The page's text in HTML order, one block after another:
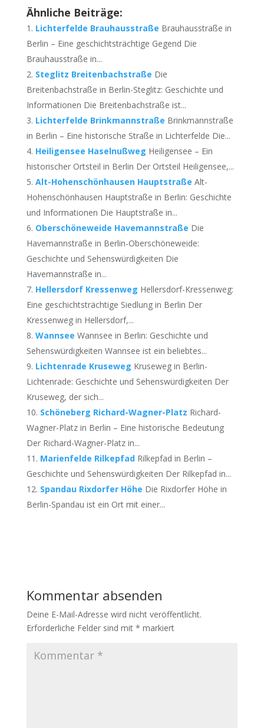
Ähnliche Beiträge:
Lichterfelde Brauhausstraße Brauhausstraße in
Berlin – Eine geschichtsträchtige Gegend Die
Brauhausstraße in...
Steglitz Breitenbachstraße Die
Breitenbachstraße in Berlin-Steglitz: Geschichte und
Informationen Die Breitenbachstraße ist...
Lichterfelde Brinkmannstraße Brinkmannstraße
in Berlin – Eine historische Straße in Lichterfelde Die...
Heiligensee Haselnußweg Heiligensee – Ein
historischer Ortsteil in Berlin Der Ortsteil Heiligensee,...
Alt-Hohenschönhausen Hauptstraße Alt-
Hohenschönhausen Hauptstraße in Berlin: Geschichte
und Informationen Die Hauptstraße in...
Oberschöneweide Havemannstraße Die
Havemannstraße in Berlin-Oberschöneweide:
Geschichte und Sehenswürdigkeiten Die
Havemannstraße in...
Hellersdorf Kressenweg Hellersdorf-Kressenweg:
Eine geschichtsträchtige Siedlung in Berlin Der
Kressenweg in Hellersdorf,...
Wannsee Wannsee in Berlin: Geschichte und
Sehenswürdigkeiten Wannsee ist ein beliebtes...
Lichtenrade Kruseweg Kruseweg in Berlin-
Lichtenrade: Geschichte und Sehenswürdigkeiten Der
Kruseweg, der sich...
Schöneberg Richard-Wagner-Platz Richard-
Wagner-Platz in Berlin – Eine historische Bedeutung
Der Richard-Wagner-Platz in...
Marienfelde Rilkepfad Rilkepfad in Berlin –
Geschichte und Sehenswürdigkeiten Der Rilkepfad in...
Spandau Rixdorfer Höhe Die Rixdorfer Höhe in
Berlin-Spandau ist ein Ort mit einer...
Kommentar absenden
Deine E-Mail-Adresse wird nicht veröffentlicht.
Erforderliche Felder sind mit * markiert